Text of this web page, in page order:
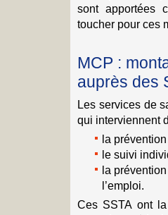
sont apportées
toucher pour ces
MCP :
auprès des
Les services de
qui interviennent
la
le suivi
la
l’emploi.
Ces SSTA ont